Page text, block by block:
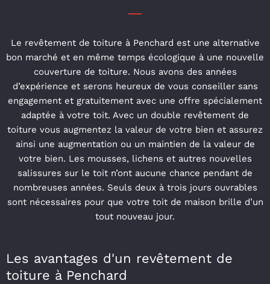
Le revêtement de toiture à Penchard est une alternative
bon marché et en même temps écologique à une nouvelle
couverture de toiture. Nous avons des années
d’expérience et serons heureux de vous conseiller sans
engagement et gratuitement avec une offre spécialement
adaptée à votre toit. Avec un double revêtement de
toiture vous augmentez la valeur de votre bien et assurez
ainsi une augmentation ou un maintien de la valeur de
votre bien. Les mousses, lichens et autres nouvelles
salissures sur le toit n’ont aucune chance pendant de
nombreuses années. Seuls deux à trois jours ouvrables
sont nécessaires pour que votre toit de maison brille d’un
tout nouveau jour.
Les avantages d'un revêtement de
toiture à Penchard